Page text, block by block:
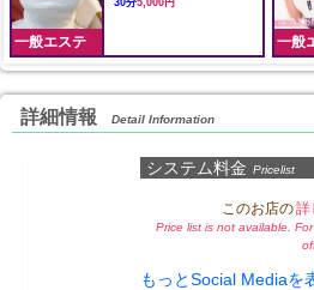
一般エステ
30分5,000円
一般
詳細情報 Detail Information
システム料金 Pricelist
このお店の詳
Price list is not available.
もっとSocial Mediaを